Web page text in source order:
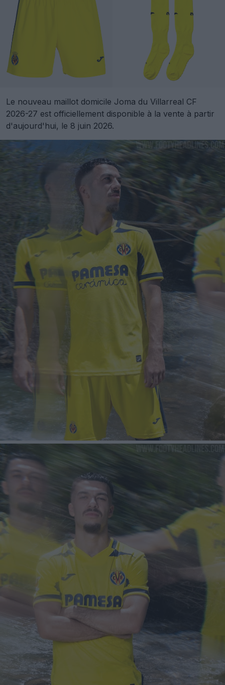
Le nouveau maillot domicile Joma du Villarreal CF
2026-27 est officiellement disponible à la vente à partir
d'aujourd'hui, le 8 juin 2026.